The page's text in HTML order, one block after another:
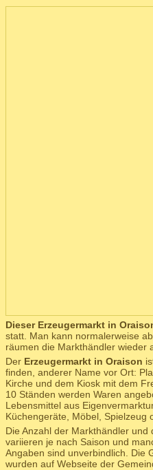
Dieser Erzeugermarkt in
statt. Man kann normalerweise
räumen die Markthändler wieder
Der Erzeugermarkt in Oraison
finden, anderer Name vor Ort:
Kirche und dem Kiosk mit dem
10 Ständen werden Waren
Lebensmittel aus
Küchengeräte, Möbel, Spielzeug
Die Anzahl der Markthändler
variieren je nach Saison und
Angaben sind unverbindlich. Die
wurden auf Webseite der